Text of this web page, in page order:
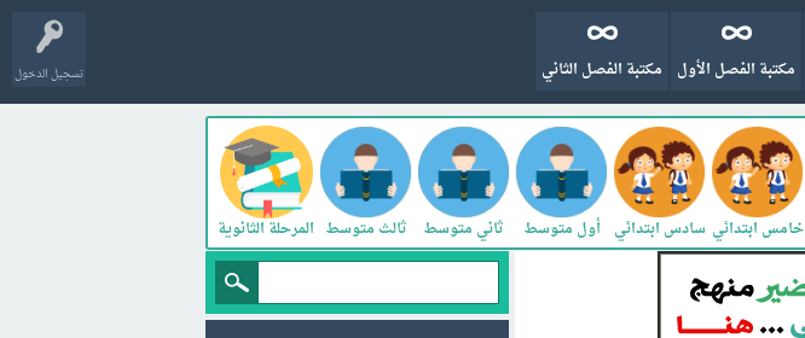
تسجيل الدخول مكتبة الفصل الأول مكتبة الفصل الثاني
خامس ابتدائي سادس ابتدائي أول متوسط ثاني متوسط ثالث متوسط المرحلة الثانوية